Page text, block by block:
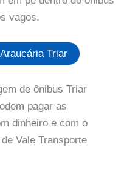
vagos.
Triar
de ônibus Triar
pagar as
dinheiro e com o
Vale Transporte